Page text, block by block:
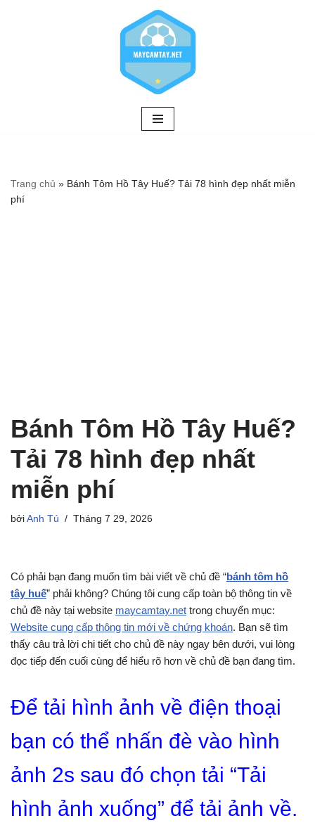
Trang chủ » Bánh Tôm Hồ Tây Huế? Tải 78 hình đẹp nhất miễn
phí
Bánh Tôm Hồ Tây Huế?
Tải 78 hình đẹp nhất
miễn phí
bởi Anh Tú Tháng 7 29, 2026
Có phải bạn đang muốn tìm bài viết về chủ đề “bánh tôm hồ
tây huế” phải không? Chúng tôi cung cấp toàn bộ thông tin về
chủ đề này tại website maycamtay.net trong chuyển mục:
Website cung cấp thông tin mới về chứng khoán. Bạn sẽ tìm
thấy câu trả lời chi tiết cho chủ đề này ngay bên dưới, vui lòng
đọc tiếp đến cuối cùng để hiểu rõ hơn về chủ đề bạn đang tìm.
Để tải hình ảnh về điện thoại
bạn có thể nhấn đè vào hình
ảnh 2s sau đó chọn tải “Tải
hình ảnh xuống” để tải ảnh về.